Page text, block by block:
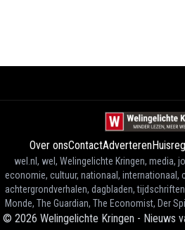
Over onsContactAdverteren
wel.nl, wel, Welingelichte Kringen, media,
economie, cultuur, nationaal, internationaal,
achtergrondverhalen, dagbladen,
Monde, The Guardian, The Economist, Der
© 2026 Welingelichte Kringen - Nieuws